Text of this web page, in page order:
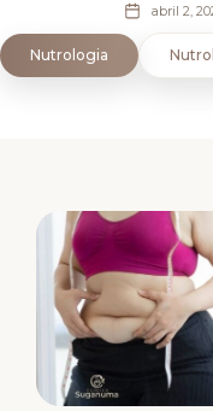
abril 2,
Nutrologia